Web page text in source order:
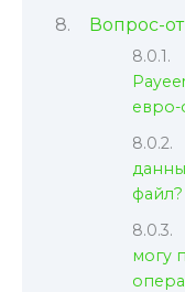
Вопрос-
евро-
файл?
могу